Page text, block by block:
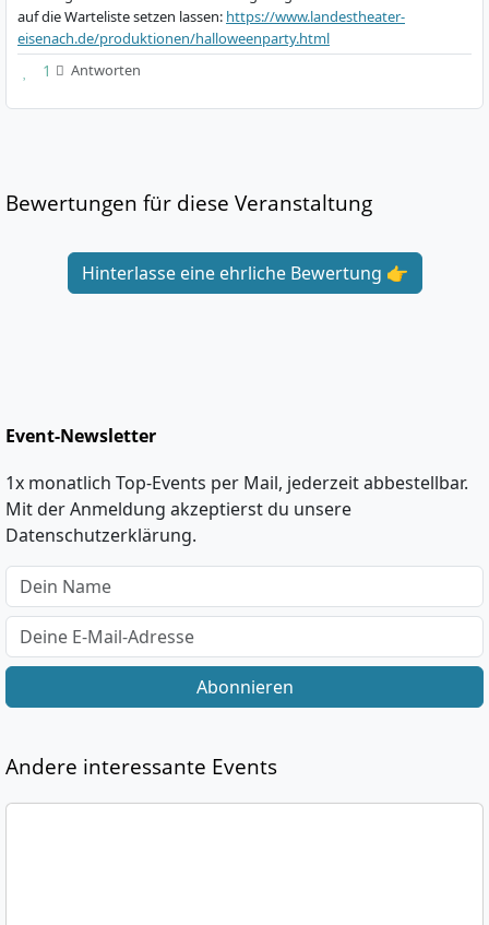
auf die Warteliste setzen lassen: https://www.landestheater-
eisenach.de/produktionen/halloweenparty.html
1 Antworten
Bewertungen für diese Veranstaltung
Hinterlasse eine ehrliche Bewertung 👉
Event-Newsletter
1x monatlich Top-Events per Mail, jederzeit abbestellbar.
Mit der Anmeldung akzeptierst du unsere
Datenschutzerklärung.
Abonnieren
Andere interessante Events